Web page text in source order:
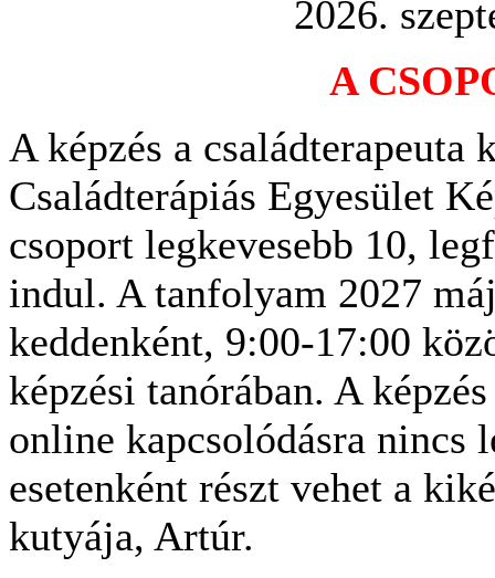
2026.
A
A képzés a családterapeuta
Családterápiás Egyesület
csoport legkevesebb 10,
indul. A tanfolyam 2027
keddenként, 9:00-17:00
képzési tanórában. A
online kapcsolódásra nincs
esetenként részt vehet a
kutyája, Artúr.